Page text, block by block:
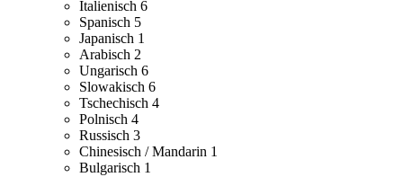
Italienisch 6
Spanisch 5
Japanisch 1
Arabisch 2
Ungarisch 6
Slowakisch 6
Tschechisch 4
Polnisch 4
Russisch 3
Chinesisch / Mandarin 1
Bulgarisch 1